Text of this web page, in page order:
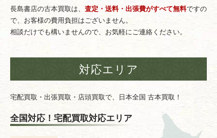
長島書店の古本買取は、 査定・送料・出張費がすべて無料ですの
で、お客様の費用負担はございません。
相談だけでも構いませんので、お気軽にご連絡ください。
対応エリア
宅配買取・出張買取・店頭買取で、日本全国 古本買取！
全国対応！宅配買取対応エリア